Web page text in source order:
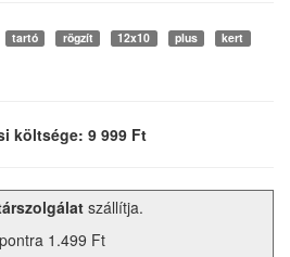
tartó rögzít 12x10 plus
kert
költsége: 9 999 Ft
szállítja.
1.499 Ft